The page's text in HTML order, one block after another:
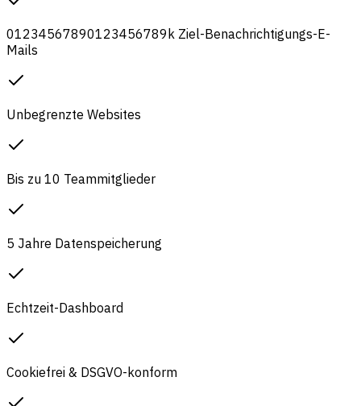
01234567890123456789 k Ziel-Benachrichtigungs-E-
Mails
Unbegrenzte Websites
Bis zu 10 Teammitglieder
5 Jahre Datenspeicherung
Echtzeit-Dashboard
Cookiefrei & DSGVO-konform